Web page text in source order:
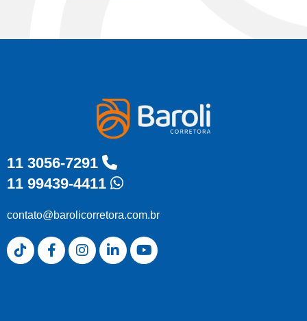
11 3056-7291
11 99439-4411
contato@barolicorretora.com.br